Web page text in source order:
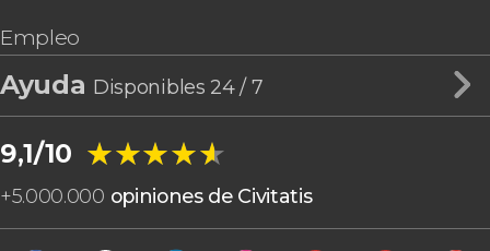
Empleo
Ayuda Disponibles 24 / 7
9,1/10 ★★★★★
★★★★★
+5.000.000 opiniones de Civitatis